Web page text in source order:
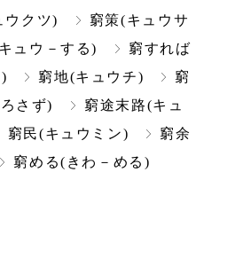
ウクツ)
窮策(キュウサ
ュウ－する)
窮すれば
窮地(キュウチ)
窮
さず)
窮途末路(キュ
窮民(キュウミン)
窮余
窮める(きわ－める)